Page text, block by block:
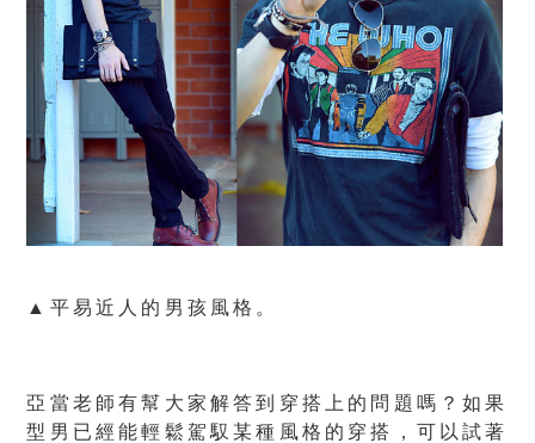
▲平易近人的男孩風格。
亞當老師有幫大家解答到穿搭上的問題嗎？如果
型男已經能輕鬆駕馭某種風格的穿搭，可以試著